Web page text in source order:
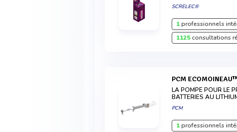
SCRELEC®
1professionnels
1125consultations
PCM
LA POMPE POUR LE
BATTERIES AU
PCM
1professionnels